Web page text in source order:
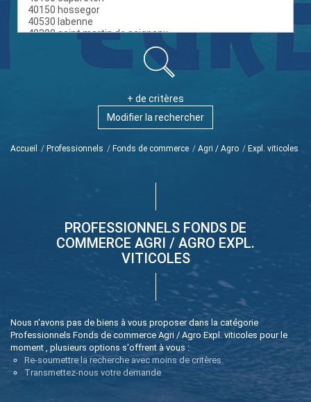
+ de critères
Modifier la rechercher
Accueil Professionnels Fonds de commerce Agri / Agro Expl. viticoles
PROFESSIONNELS FONDS DE
COMMERCE AGRI / AGRO EXPL.
VITICOLES
Nous n'avons pas de biens à vous proposer dans la catégorie
Professionnels Fonds de commerce Agri / Agro Expl. viticoles pour le
moment , plusieurs options s'offrent à vous :
Re-soumettre la recherche avec moins de critères.
Transmettez-nous votre demande